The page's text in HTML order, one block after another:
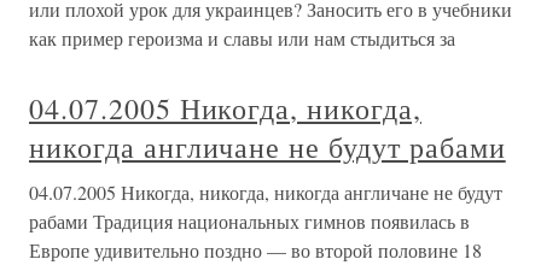
или плохой урок для украинцев? Заносить его в учебники
как пример героизма и славы или нам стыдиться за
04.07.2005 Никогда, никогда,
никогда англичане не будут рабами
04.07.2005 Никогда, никогда, никогда англичане не будут
рабами Традиция национальных гимнов появилась в
Европе удивительно поздно — во второй половине 18